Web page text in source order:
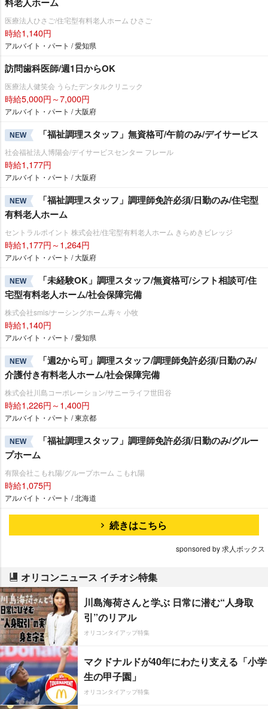
医療法人ひさご/住宅型有料老人ホーム ひさご
時給1,140円
アルバイト・パート / 愛知県
訪問歯科医師/週1日からOK
医療法人健笑会 うらたデンタルクリニック
時給5,000円～7,000円
アルバイト・パート / 大阪府
NEW 「福祉調理スタッフ」無資格可/午前のみ/デイサービス
社会福祉法人博陽会/デイサービスセンター フレール
時給1,177円
アルバイト・パート / 大阪府
NEW
「福祉調理スタッフ」調理師免許必須/日勤のみ/住宅型
有料老人ホーム
セントラルポイント 株式会社/住宅型有料老人ホーム きらめきビレッジ
時給1,177円～1,264円
アルバイト・パート / 大阪府
NEW
「未経験OK」調理スタッフ/無資格可/シフト相談可/住
宅型有料老人ホーム/社会保障完備
株式会社smis/ナーシングホーム寿々 小牧
時給1,140円
アルバイト・パート / 愛知県
NEW
「週2から可」調理スタッフ/調理師免許必須/日勤のみ/
介護付き有料老人ホーム/社会保障完備
株式会社川島コーポレーション/サニーライフ世田谷
時給1,226円～1,400円
アルバイト・パート / 東京都
NEW
「福祉調理スタッフ」調理師免許必須/日勤のみ/グルー
プホーム
有限会社こもれ陽/グループホーム こもれ陽
時給1,075円
アルバイト・パート / 北海道
続きはこちら
sponsored by 求人ボックス
オリコンニュース イチオシ特集
川島海荷さんと学ぶ 日常に潜む“人身取
引”のリアル
オリコンタイアップ特集
マクドナルドが40年にわたり支える「小学
生の甲子園」
オリコンタイアップ特集